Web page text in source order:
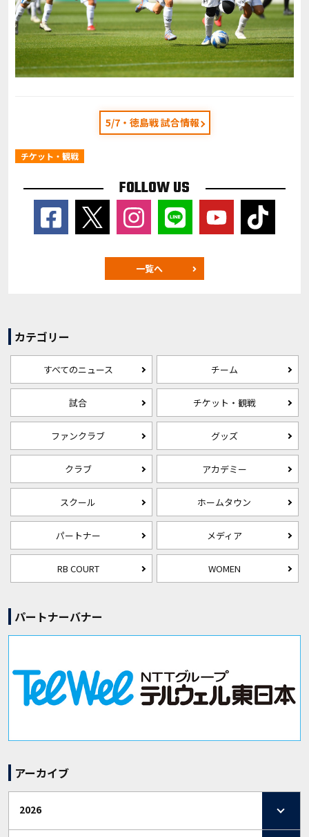
5/7・徳島戦 試合情報
チケット・観戦
FOLLOW US
一覧へ
カテゴリー
すべてのニュース チーム
試合 チケット・観戦
ファンクラブ グッズ
クラブ アカデミー
スクール ホームタウン
パートナー メディア
RB COURT WOMEN
パートナーバナー
アーカイブ
2026